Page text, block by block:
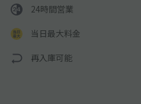
24時間営業
当日最大料金
再入庫可能